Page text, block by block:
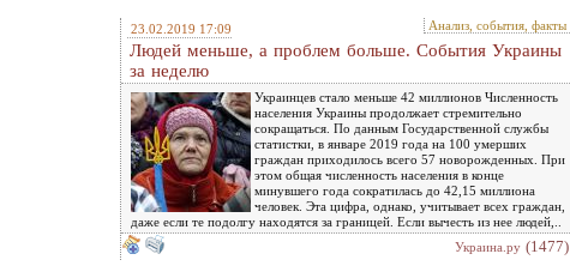
23.02.2019 17:09 Анализ, события, факты
Людей меньше, а проблем больше. События Украины
за неделю
Украинцев стало меньше 42 миллионов Численность
населения Украины продолжает стремительно
сокращаться. По данным Государственной службы
статистки, в январе 2019 года на 100 умерших
граждан приходилось всего 57 новорожденных. При
этом общая численность населения в конце
минувшего года сократилась до 42,15 миллиона
человек. Эта цифра, однако, учитывает всех граждан,
даже если те подолгу находятся за границей. Если вычесть из нее людей,..
Украина.ру (1477)